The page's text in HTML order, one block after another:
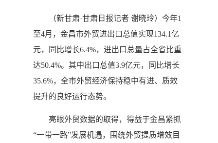
（新甘肃·甘肃日报记者 谢晓玲）今年1
至4月，金昌市外贸进出口总值实现134.1亿
元，同比增长6.4%，进出口总量占全省比重
达50.4%。其中出口总值3.9亿元，同比增长
35.6%，全市外贸经济保持稳中有进、质效
提升的良好运行态势。
亮眼外贸数据的取得，得益于金昌紧抓
“一带一路”发展机遇，围绕外贸提质增效目